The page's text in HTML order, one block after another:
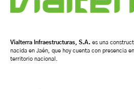
Vialterra Infraestructuras, S.A. es una
nacida en Jaén, que hoy cuenta con presencia
territorio nacional.